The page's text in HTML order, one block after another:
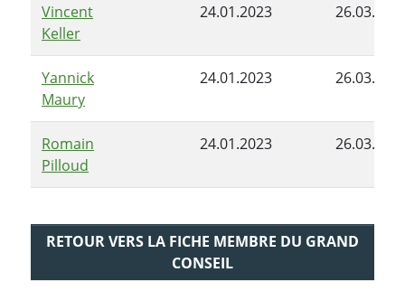
Vincent
Keller
24.01.2023
Yannick
Maury
24.01.2023
Romain
Pilloud
24.01.2023
RETOUR VERS LA FICHE MEMBRE DU GRAND
CONSEIL